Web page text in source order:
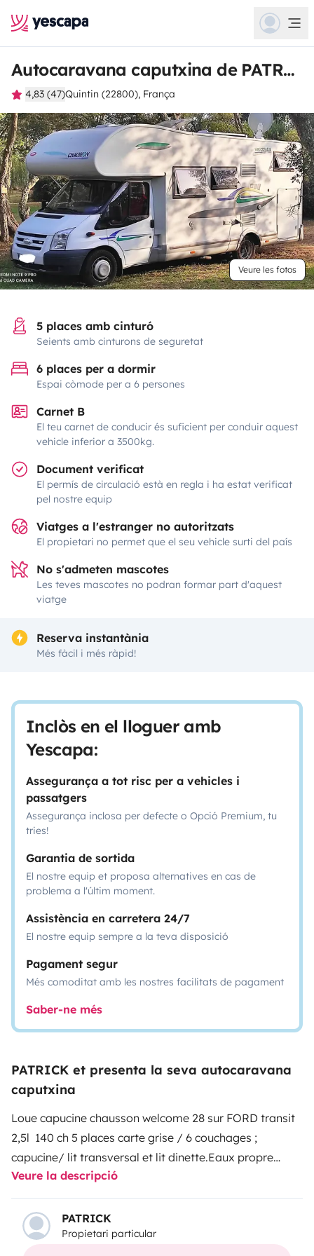
Autocaravana caputxina de PATRICK
4,83 (47)Quintin (22800), França
Veure les fotos
5 places amb cinturó
Seients amb cinturons de seguretat
6 places per a dormir
Espai còmode per a 6 persones
Carnet B
El teu carnet de conducir és suficient per conduir aquest
vehicle inferior a 3500kg.
Document verificat
El permís de circulació està en regla i ha estat verificat
pel nostre equip
Viatges a l'estranger no autoritzats
El propietari no permet que el seu vehicle surti del país
No s'admeten mascotes
Les teves mascotes no podran formar part d'aquest
viatge
Reserva instantània
Més fàcil i més ràpid!
Inclòs en el lloguer amb
Yescapa:
Assegurança a tot risc per a vehicles i
passatgers
Assegurança inclosa per defecte o Opció Premium, tu
tries!
Garantia de sortida
El nostre equip et proposa alternatives en cas de
problema a l'últim moment.
Assistència en carretera 24/7
El nostre equip sempre a la teva disposició
Pagament segur
Més comoditat amb les nostres facilitats de pagament
Saber-ne més
PATRICK et presenta la seva autocaravana
caputxina
Loue capucine chausson welcome 28 sur FORD transit
2,5l 140 ch 5 places carte grise / 6 couchages ;
capucine/ lit transversal et lit dinette.Eaux propre
170L/usées 110LFrigo/ congel, hotte aspirante, 3 feux
gaz, vaisselles, couverts, nappechauffage truma,
chauffage de route, 2 bouteilles de gaz
antenne automatique,store extérieur, protection
Veure la descripció
PATRICK
Propietari particular